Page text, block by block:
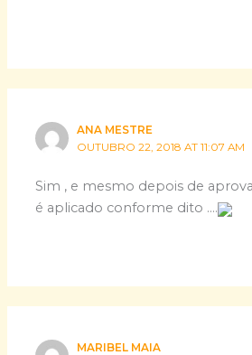
ANA MESTRE
OUTUBRO 22, 2018 AT 11:07 AM
Sim , e mesmo depois de
é aplicado conforme dito ….
MARIBEL MAIA